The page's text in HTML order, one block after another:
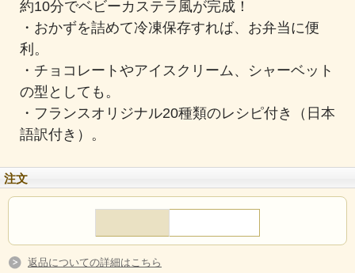
約10分でベビーカステラ風が完成！
・おかずを詰めて冷凍保存すれば、お弁当に便
利。
・チョコレートやアイスクリーム、シャーベット
の型としても。
・フランスオリジナル20種類のレシピ付き（日本
語訳付き）。
注文
返品についての詳細はこちら